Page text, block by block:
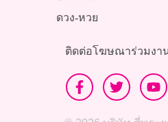
ดวง-หวย
ติดต่อโฆษณาร่วมงา